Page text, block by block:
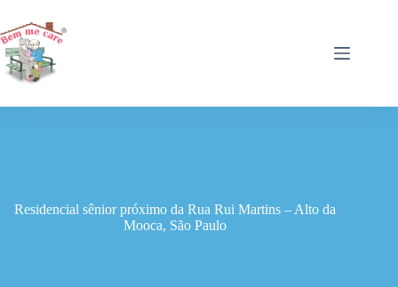
para
o
conteúdo
Residencial sênior próximo da Rua Rui Martins – Alto da
Mooca, São Paulo